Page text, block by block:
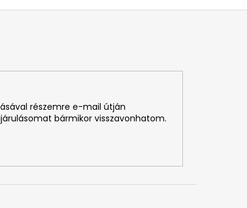
részemre e-mail útján
bármikor visszavonhatom.